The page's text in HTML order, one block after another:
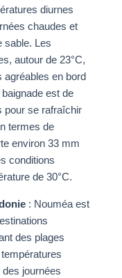
diurnes
chaudes et
sable. Les
autour de 23°C,
en bord
est de
pour se rafraîchir
termes de
environ 33 mm
conditions
de 30°C.
: Nouméa est
des plages
journées